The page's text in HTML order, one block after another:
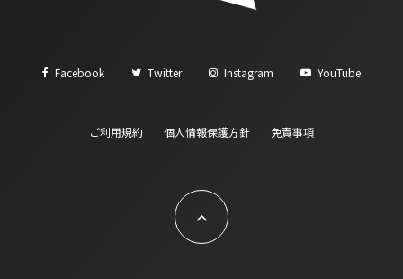
Facebook Twitter Instagram YouTube
ご利用規約 個人情報保護方針 免責事項